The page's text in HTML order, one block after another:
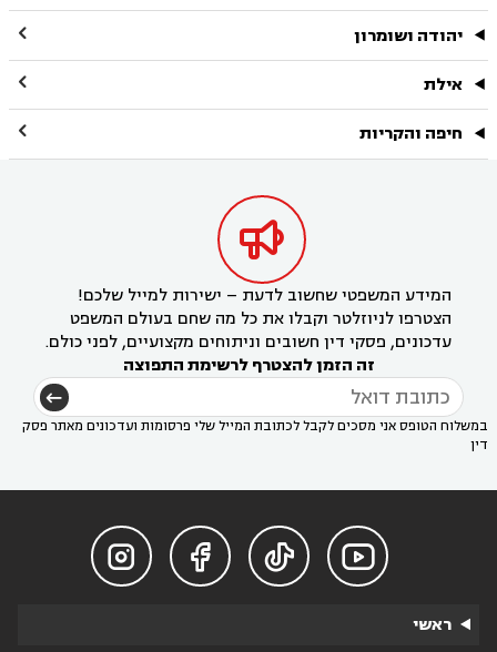
יהודה ושומרון 
אילת 
חיפה והקריות 

המידע המשפטי שחשוב לדעת – ישירות למייל שלכם!
הצטרפו לניוזלטר וקבלו את כל מה שחם בעולם המשפט
עדכונים, פסקי דין חשובים וניתוחים מקצועיים, לפני כולם.
זה הזמן להצטרף לרשימת התפוצה
במשלוח הטופס אני מסכים לקבל לכתובת המייל שלי פרסומות ועדכונים מאתר פסק
דין




ראשי